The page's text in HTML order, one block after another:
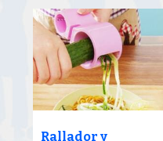
Rallador y